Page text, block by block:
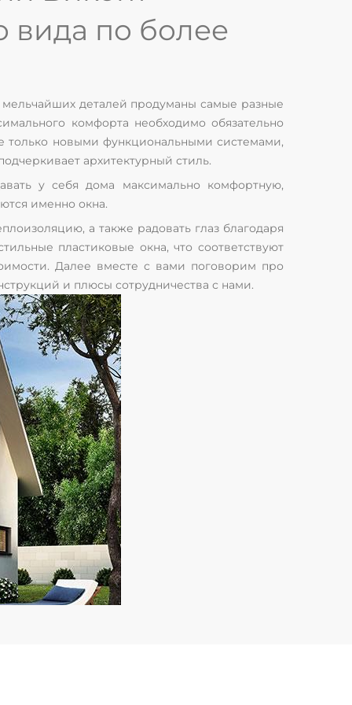
вида по более
деталей продуманы самые разные
комфорта необходимо обязательно
только новыми функциональными системами,
архитектурный стиль.
у себя дома максимально комфортную,
именно окна.
а также радовать глаз благодаря
пластиковые окна, что соответствуют
Далее вместе с вами поговорим про
и плюсы сотрудничества с нами.